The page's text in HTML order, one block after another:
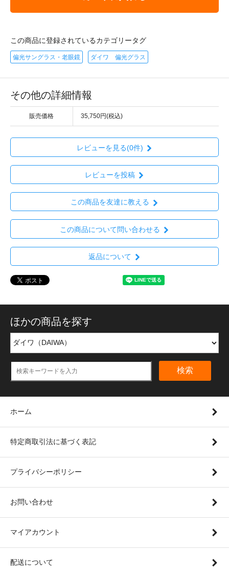
この商品に登録されているカテゴリータグ
偏光サングラス・老眼鏡 ダイワ 偏光グラス
その他の詳細情報
販売価格 35,750円(税込)
レビューを見る(0件)
レビューを投稿
この商品を友達に教える
この商品について問い合わせる
返品について
ほかの商品を探す
検索
ホーム
特定商取引法に基づく表記
プライバシーポリシー
お問い合わせ
マイアカウント
配送について